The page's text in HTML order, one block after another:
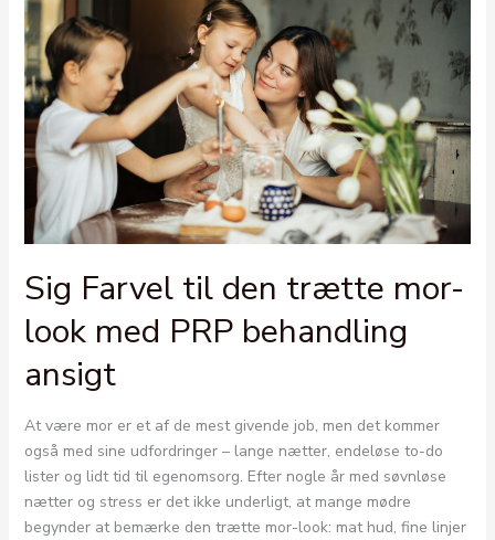
Sig Farvel til den trætte mor-
look med PRP behandling
ansigt
At være mor er et af de mest givende job, men det kommer
også med sine udfordringer – lange nætter, endeløse to-do
lister og lidt tid til egenomsorg. Efter nogle år med søvnløse
nætter og stress er det ikke underligt, at mange mødre
begynder at bemærke den trætte mor-look: mat hud, fine linjer